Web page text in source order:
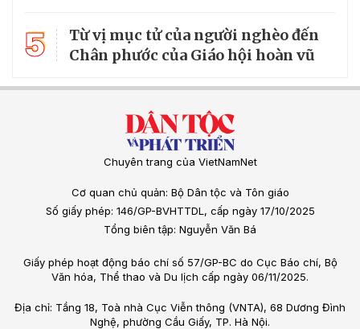
5
Từ vị mục tử của người nghèo đến
Chân phước của Giáo hội hoàn vũ
Chuyên trang của VietNamNet
Cơ quan chủ quản: Bộ Dân tộc và Tôn giáo
Số giấy phép: 146/GP-BVHTTDL, cấp ngày 17/10/2025
Tổng biên tập: Nguyễn Văn Bá
Giấy phép hoạt động báo chí số 57/GP-BC do Cục Báo chí, Bộ
Văn hóa, Thể thao và Du lịch cấp ngày 06/11/2025.
Địa chỉ: Tầng 18, Toà nhà Cục Viễn thông (VNTA), 68 Dương Đình
Nghệ, phường Cầu Giấy, TP. Hà Nội.